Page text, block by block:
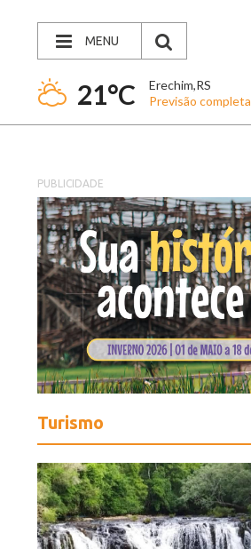
MENU
21°C
Erechim,RS
Previsão completa
PUBLICIDADE
Turismo